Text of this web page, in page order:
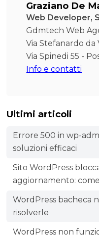
Graziano De
Web Developer,
Gdmtech Web
Via Stefanardo da
Via Spinedi 55 -
Info e contatti
Ultimi articoli
Errore 500 in wp-
soluzioni efficaci
Sito WordPress
aggiornamento:
WordPress bacheca
risolverle
WordPress non